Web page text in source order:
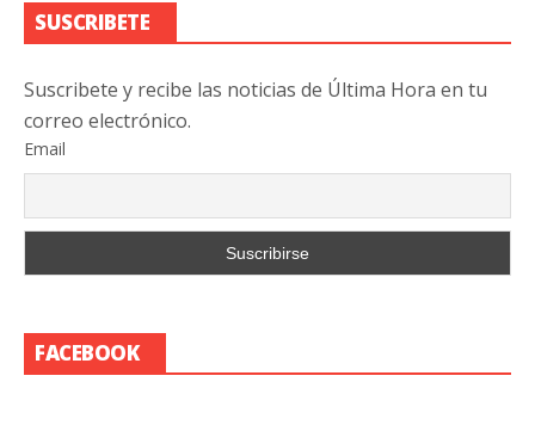
SUSCRIBETE
Suscribete y recibe las noticias de Última Hora en tu
correo electrónico.
Email
FACEBOOK